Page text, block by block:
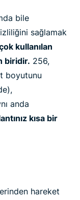
bile
sağlamak
kullanılan
biridir. 256,
boyutunu
anda
kısa bir
hareket